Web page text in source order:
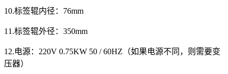
10.标签辊内径：76mm
11.标签辊外径：350mm
12.电源：220V 0.75KW 50 / 60HZ（如果电源不同，则需要变
压器）